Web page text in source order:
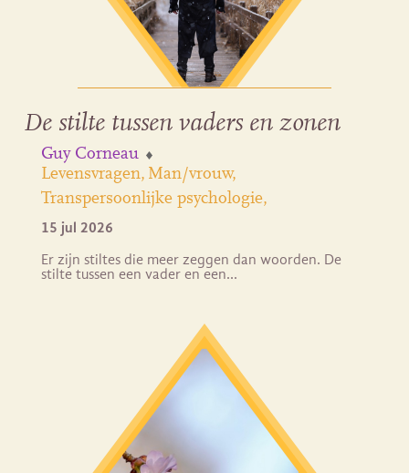
De stilte tussen vaders en zonen
Guy Corneau
Levensvragen Man/vrouw
Transpersoonlijke psychologie
15 jul 2026
Er zijn stiltes die meer zeggen dan woorden. De
stilte tussen een vader en een…